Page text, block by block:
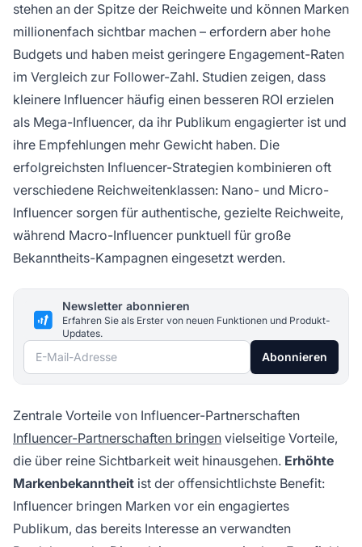
stehen an der Spitze der Reichweite und können Marken
millionenfach sichtbar machen – erfordern aber hohe
Budgets und haben meist geringere Engagement-Raten
im Vergleich zur Follower-Zahl. Studien zeigen, dass
kleinere Influencer häufig einen besseren ROI erzielen
als Mega-Influencer, da ihr Publikum engagierter ist und
ihre Empfehlungen mehr Gewicht haben. Die
erfolgreichsten Influencer-Strategien kombinieren oft
verschiedene Reichweitenklassen: Nano- und Micro-
Influencer sorgen für authentische, gezielte Reichweite,
während Macro-Influencer punktuell für große
Bekanntheits-Kampagnen eingesetzt werden.
Newsletter abonnieren
Erfahren Sie als Erster von neuen Funktionen und Produkt-
Updates.
E-Mail-Adresse Abonnieren
Zentrale Vorteile von Influencer-Partnerschaften
Influencer-Partnerschaften bringen vielseitige Vorteile,
die über reine Sichtbarkeit weit hinausgehen. Erhöhte
Markenbekanntheit ist der offensichtlichste Benefit:
Influencer bringen Marken vor ein engagiertes
Publikum, das bereits Interesse an verwandten